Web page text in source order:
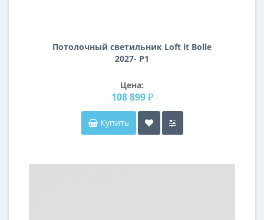
Потолочный светильник Loft it Bolle
2027- P1
Цена:
108 899 ₽
Купить